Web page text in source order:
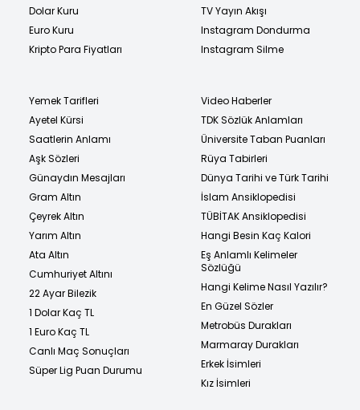
Dolar Kuru
Euro Kuru
Kripto Para Fiyatları
TV Yayın Akışı
Instagram Dondurma
Instagram Silme
Yemek Tarifleri
Ayetel Kürsi
Saatlerin Anlamı
Aşk Sözleri
Günaydın Mesajları
Gram Altın
Çeyrek Altın
Yarım Altın
Ata Altın
Cumhuriyet Altını
22 Ayar Bilezik
1 Dolar Kaç TL
1 Euro Kaç TL
Canlı Maç Sonuçları
Süper Lig Puan Durumu
Video Haberler
TDK Sözlük Anlamları
Üniversite Taban Puanları
Rüya Tabirleri
Dünya Tarihi ve Türk Tarihi
İslam Ansiklopedisi
TÜBİTAK Ansiklopedisi
Hangi Besin Kaç Kalori
Eş Anlamlı Kelimeler
Sözlüğü
Hangi Kelime Nasıl Yazılır?
En Güzel Sözler
Metrobüs Durakları
Marmaray Durakları
Erkek İsimleri
Kız İsimleri